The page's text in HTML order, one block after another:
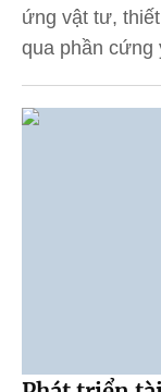
ứng vật tư,
qua phần cứng